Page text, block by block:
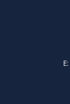
E: